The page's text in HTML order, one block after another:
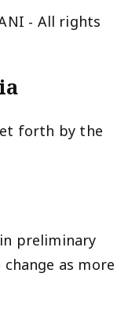
- All rights
forth by the
preliminary
as more